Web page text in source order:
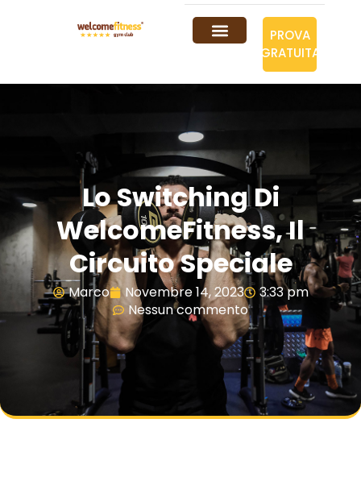
PROVA
GRATUITA
Lo Switching Di
WelcomeFitness, Il
Circuito Speciale
Marco Novembre 14, 2023
3:33 pm
Nessun commento